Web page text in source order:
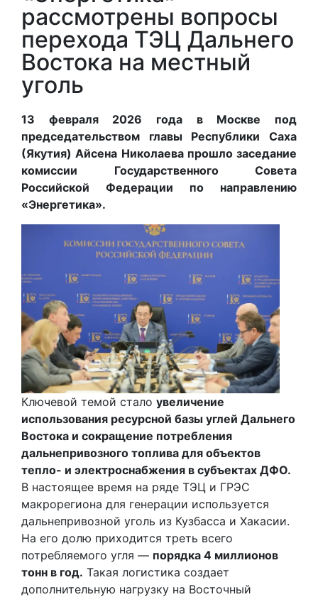
рассмотрены вопросы
перехода ТЭЦ Дальнего
Востока на местный
уголь
13 февраля 2026 года в Москве под
председательством главы Республики Саха
(Якутия) Айсена Николаева прошло заседание
комиссии Государственного Совета
Российской Федерации по направлению
«Энергетика».
Ключевой темой стало увеличение
использования ресурсной базы углей Дальнего
Востока и сокращение потребления
дальнепривозного топлива для объектов
тепло- и электроснабжения в субъектах ДФО.
В настоящее время на ряде ТЭЦ и ГРЭС
макрорегиона для генерации используется
дальнепривозной уголь из Кузбасса и Хакасии.
На его долю приходится треть всего
потребляемого угля — порядка 4 миллионов
тонн в год. Такая логистика создает
дополнительную нагрузку на Восточный